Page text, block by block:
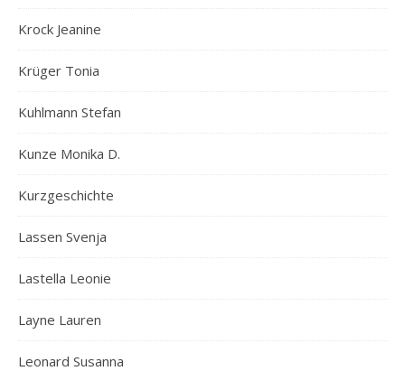
Krock Jeanine
Krüger Tonia
Kuhlmann Stefan
Kunze Monika D.
Kurzgeschichte
Lassen Svenja
Lastella Leonie
Layne Lauren
Leonard Susanna